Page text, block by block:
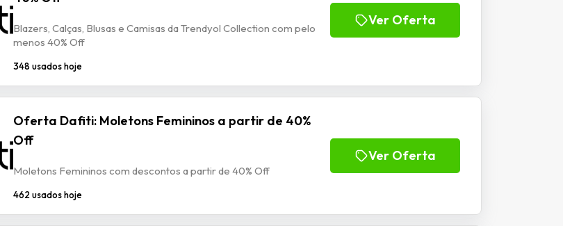
Blazers, Calças, Blusas e Camisas da Trendyol Collection com pelo
menos 40% Off
348 usados hoje
Ver Oferta
Oferta Dafiti: Moletons Femininos a partir de 40%
Off
Moletons Femininos com descontos a partir de 40% Off
462 usados hoje
Ver Oferta